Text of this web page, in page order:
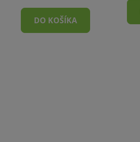
DO KOŠÍKA